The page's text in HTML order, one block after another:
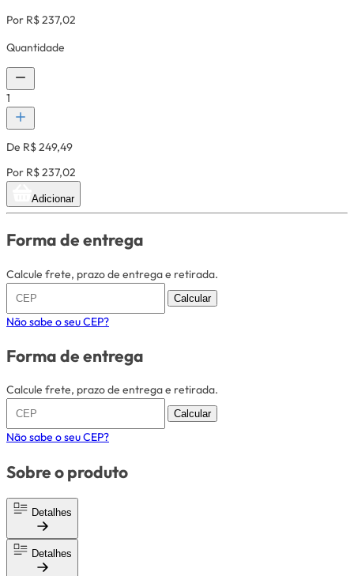
Por R$ 237,02
Quantidade
1
De R$ 249,49
Por R$ 237,02
Adicionar
Forma de entrega
Calcule frete, prazo de entrega e retirada.
Calcular
Não sabe o seu CEP?
Forma de entrega
Calcule frete, prazo de entrega e retirada.
Calcular
Não sabe o seu CEP?
Sobre o produto
Detalhes
Detalhes